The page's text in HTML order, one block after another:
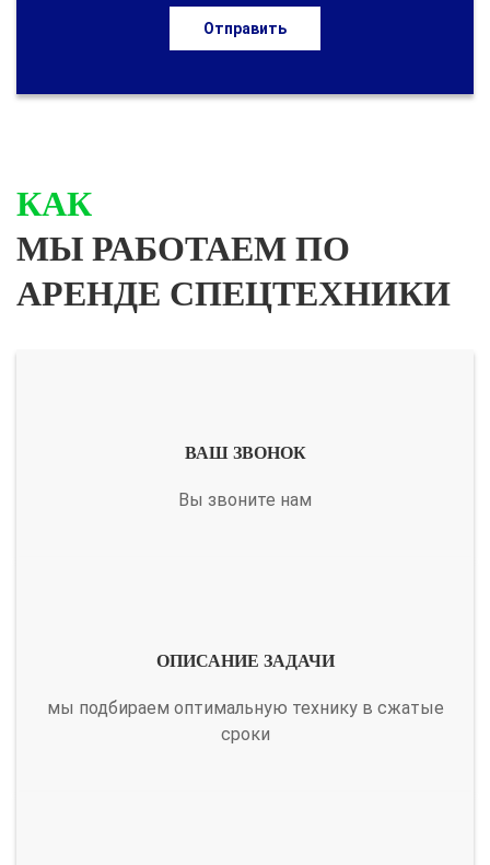
Отправить
КАК
МЫ РАБОТАЕМ ПО
АРЕНДЕ СПЕЦТЕХНИКИ
ВАШ ЗВОНОК
Вы звоните нам
ОПИСАНИЕ ЗАДАЧИ
мы подбираем оптимальную технику в сжатые
сроки